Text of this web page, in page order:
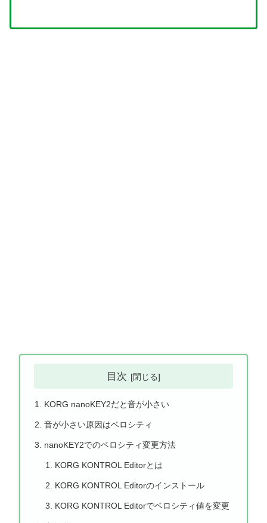
目次
KORG nanoKEY2だと音が小さい
音が小さい原因はベロシティ
nanoKEY2でのベロシティ変更方法
KORG KONTROL Editorとは
KORG KONTROL Editorのインストール
KORG KONTROL Editorでベロシティ値を変更